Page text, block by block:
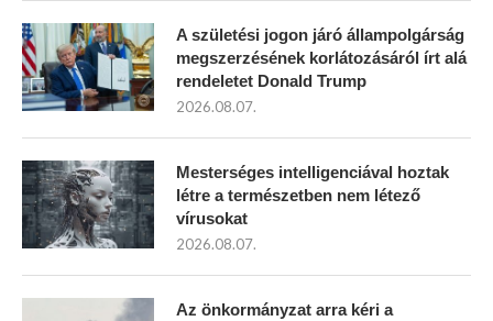
A születési jogon járó állampolgárság
megszerzésének korlátozásáról írt alá
rendeletet Donald Trump
2026.08.07.
Mesterséges intelligenciával hoztak
létre a természetben nem létező
vírusokat
2026.08.07.
Az önkormányzat arra kéri a